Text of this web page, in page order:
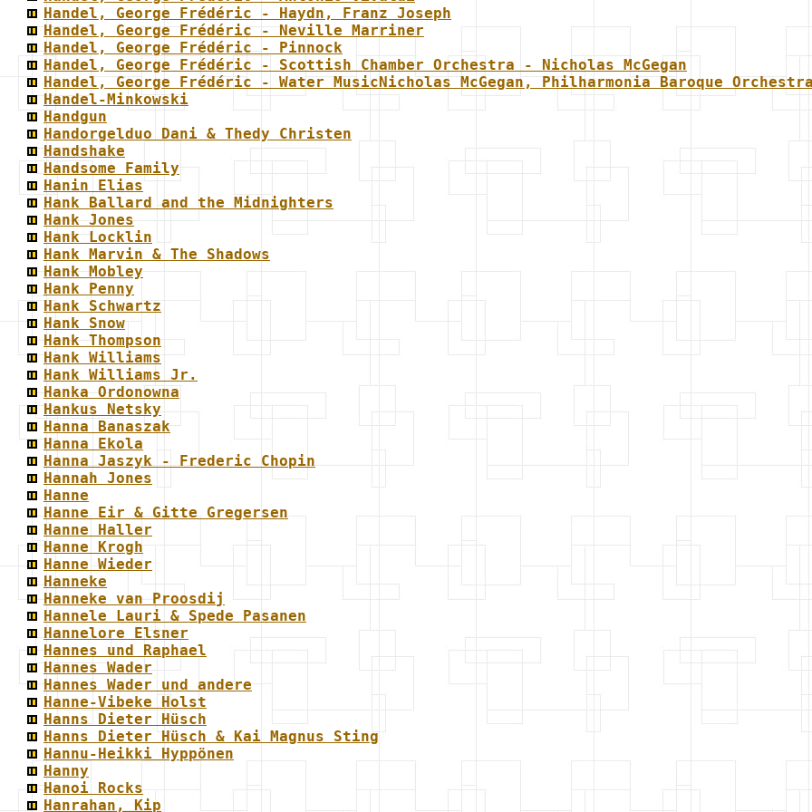
Handel, George Frédéric - Haydn, Franz Joseph
Handel, George Frédéric - Neville Marriner
Handel, George Frédéric - Pinnock
Handel, George Frédéric - Scottish Chamber Orchestra - Nicholas McGegan
Handel, George Frédéric - Water MusicNicholas McGegan, Philharmonia Baroque
Handel-Minkowski
Handgun
Handorgelduo Dani & Thedy Christen
Handshake
Handsome Family
Hanin Elias
Hank Ballard and the Midnighters
Hank Jones
Hank Locklin
Hank Marvin & The Shadows
Hank Mobley
Hank Penny
Hank Schwartz
Hank Snow
Hank Thompson
Hank Williams
Hank Williams Jr.
Hanka Ordonowna
Hankus Netsky
Hanna Banaszak
Hanna Ekola
Hanna Jaszyk - Frederic Chopin
Hannah Jones
Hanne
Hanne Eir & Gitte Gregersen
Hanne Haller
Hanne Krogh
Hanne Wieder
Hanneke
Hanneke van Proosdij
Hannele Lauri & Spede Pasanen
Hannelore Elsner
Hannes und Raphael
Hannes Wader
Hannes Wader und andere
Hanne-Vibeke Holst
Hanns Dieter Hüsch
Hanns Dieter Hüsch & Kai Magnus Sting
Hannu-Heikki Hyppönen
Hanny
Hanoi Rocks
Hanrahan, Kip